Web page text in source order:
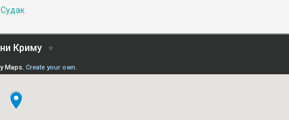
Судак